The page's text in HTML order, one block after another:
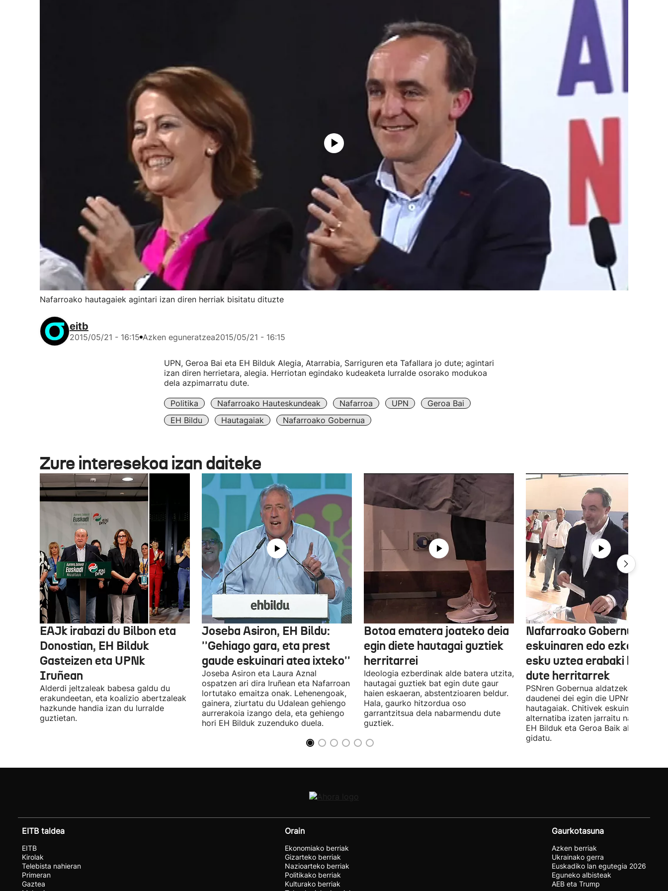
Nafarroako hautagaiek agintari izan diren herriak bisitatu dituzte
eitb
2015/05/21 - 16:15 Azken eguneratzea2015/05/21 - 16:15
UPN, Geroa Bai eta EH Bilduk Alegia, Atarrabia, Sarriguren eta Tafallara jo dute; agintari
izan diren herrietara, alegia. Herriotan egindako kudeaketa lurralde osorako modukoa
dela azpimarratu dute.
Politika Nafarroako Hauteskundeak Nafarroa UPN
Geroa Bai
EH Bildu
Hautagaiak Nafarroako Gobernua
Zure interesekoa izan daiteke
EAJk irabazi du Bilbon eta
Donostian, EH Bilduk
Gasteizen eta UPNk
Iruñean
Alderdi jeltzaleak babesa galdu du
erakundeetan, eta koalizio abertzaleak
hazkunde handia izan du lurralde
guztietan.
Joseba Asiron, EH Bildu:
''Gehiago gara, eta prest
gaude eskuinari atea ixteko''
Joseba Asiron eta Laura Aznal
ospatzen ari dira Iruñean eta Nafarroan
lortutako emaitza onak. Lehenengoak,
gainera, ziurtatu du Udalean gehiengo
aurrerakoia izango dela, eta gehiengo
hori EH Bilduk zuzenduko duela.
Botoa ematera joateko deia
egin diete hautagai guztiek
herritarrei
Ideologia ezberdinak alde batera utzita,
hautagai guztiek bat egin dute gaur
haien eskaeran, abstentzioaren beldur.
Hala, gaurko hitzordua oso
garrantzitsua dela nabarmendu dute
guztiek.
Nafarroako Gobernua
eskuinaren edo ezkerraren
esku uztea erabaki
dute herritarrek
PSNren Gobernua aldatzeko irrikitan
daudenei dei egin die UPNren
hautagaiak. Chitivek eskuinaren
alternatiba izaten jarraitu nahi du eta
EH Bilduk eta Geroa Baik aldaketa
gidatu.
EITB taldea
EITB
Kirolak
Telebista nahieran
Primeran
Gaztea
Orain
Ekonomiako berriak
Gizarteko berriak
Nazioarteko berriak
Politikako berriak
Kulturako berriak
Gaurkotasuna
Azken berriak
Ukrainako gerra
Euskadiko lan egutegia 2026
Eguneko albisteak
AEB eta Trump